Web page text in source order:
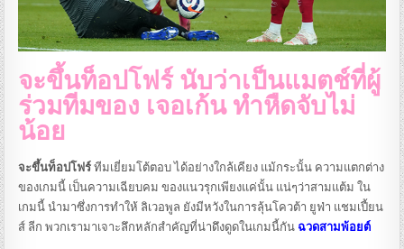
จะขึ้นท็อปโฟร์ นับว่าเป็นแมตช์ที่ผู้
ร่วมทีมของ เจอเก้น ทำหืดจับไม่
น้อย
จะขึ้นท็อปโฟร์ ทีมเยี่ยมโต้ตอบ ได้อย่างใกล้เคียง แม้กระนั้น ความแตกต่าง
ของเกมนี้ เป็นความเฉียบคม ของแนวรุกเพียงแค่นั้น แน่ๆว่าสามแต้ม ใน
เกมนี้ นำมาซึ่งการทำให้ ลิเวอพูล ยังมีหวังในการลุ้นโควต้า ยูฟ่า แชมเปี้ยน
ส์ ลีก พวกเรามาเจาะลึกหลักสำคัญที่น่าดึงดูดในเกมนี้กัน ฉวดสามพ้อยต์